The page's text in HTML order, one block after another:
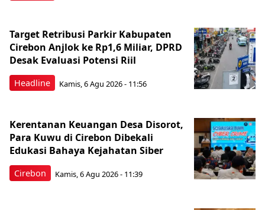
Headline
Target Retribusi Parkir Kabupaten
Cirebon Anjlok ke Rp1,6 Miliar, DPRD
Desak Evaluasi Potensi Riil
Kamis, 6 Agu 2026 - 11:56
Cirebon
Kerentanan Keuangan Desa Disorot,
Para Kuwu di Cirebon Dibekali
Edukasi Bahaya Kejahatan Siber
Kamis, 6 Agu 2026 - 11:39